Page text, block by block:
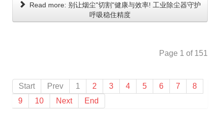
Read more: 别让烟尘"切割"健康与效率! 工业除尘器守护
呼吸稳住精度
Page 1 of 151
Start Prev 1 2 3 4 5 6 7
8
9
10 Next End